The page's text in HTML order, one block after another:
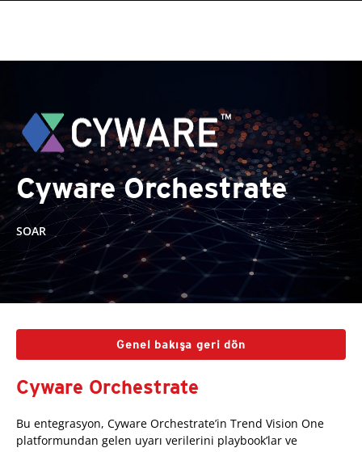
Cyware Orchestrate
SOAR
Genel bakışa geri dön
Cyware Orchestrate
Bu entegrasyon, Cyware Orchestrate’in Trend Vision One
platformundan gelen uyarı verilerini playbook’lar ve